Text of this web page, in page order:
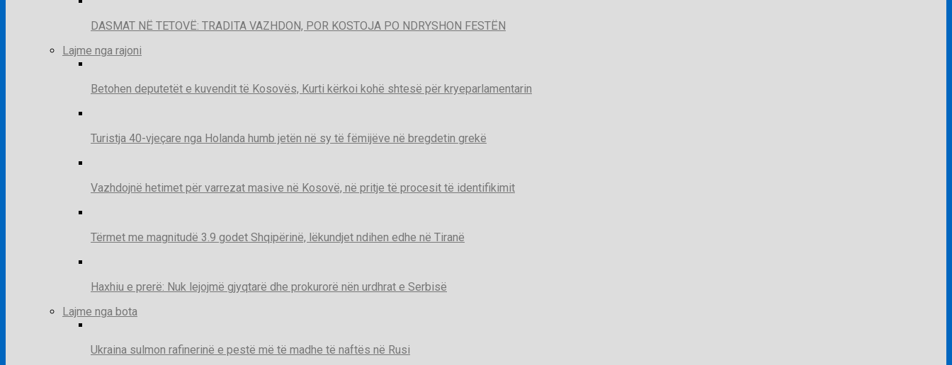
DASMAT NË TETOVË: TRADITA VAZHDON, POR KOSTOJA PO NDRYSHON FESTËN
Lajme nga rajoni
Betohen deputetët e kuvendit të Kosovës, Kurti kërkoi kohë shtesë për kryeparlamentarin
Turistja 40-vjeçare nga Holanda humb jetën në sy të fëmijëve në bregdetin grekë
Vazhdojnë hetimet për varrezat masive në Kosovë, në pritje të procesit të identifikimit
Tërmet me magnitudë 3.9 godet Shqipërinë, lëkundjet ndihen edhe në Tiranë
Haxhiu e prerë: Nuk lejojmë gjyqtarë dhe prokurorë nën urdhrat e Serbisë
Lajme nga bota
Ukraina sulmon rafinerinë e pestë më të madhe të naftës në Rusi